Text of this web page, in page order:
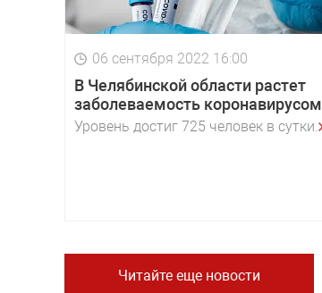
06 сентября 2022 16:00
В Челябинской области растет
заболеваемость коронавирусом
Уровень достиг 725 человек в сутки.
Читайте еще новости